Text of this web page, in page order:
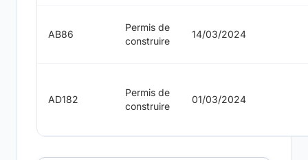
AB86
Permis de
construire
14/03/2024
AD182
Permis de
construire
01/03/2024